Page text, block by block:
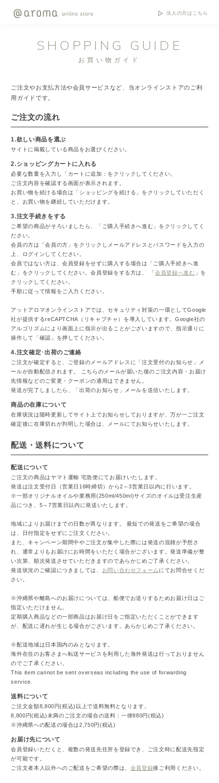
法人の方はこちら
SHOPPING GUIDE
お買い物ガイド
ご注文やお支払方法や会員サービスなど、当オンラインストアのご利
用ガイドです。
ご注文の流れ
1.欲しい商品を選ぶ
サイトに掲載している商品をお選びください。
2.ショッピングカートに入れる
必要な数量を入力し「カートに追加：をクリックしてください。
ご注文内容を確認する画面が表示されます。
お買い物を続ける場合は「ショッピングを続ける」をクリックしていただく
と、お買い物を継続していただけます。
3.注文手続きをする
ご希望の商品がそろいましたら、「ご購入手続きへ進む」をクリックしてく
ださい。
会員の方は「会員の方」をクリックしメールアドレスとパスワードを入力の
上、ログインしてください。
会員ではない方は、会員登録をせずに購入する場合は「ご購入手続きへ進
む」をクリックしてください。会員登録をする方は、 「会員登録へ進む 」を
クリックしてください。
手順に従って情報をご入力ください。
アットアロマオンラインストアでは、セキュリティ対策の一環としてGoogle
社が提供するreCAPTCHA（リキャプチャ）を導入しています。Google社の
アルゴリズムにより画面上に指示が出ることがございますので、指示通りに
操作して「確認」を押してください。
4.注文確定･出荷のご連絡
ご注文が確定すると、ご登録のメールアドレスに「注文受付のお知らせ」メ
ールが自動配信されます。 こちらのメールが届いた後のご注文内容・お届け
先情報などのご変更・クーポンの適用はできません。
発送が完了しましたら、「出荷のお知らせ」メールを送信いたします。
商品の在庫について
在庫状況は随時更新してサイト上でお知らせしておりますが、万が一ご注文
確定後に在庫切れが判明した場合は、メールにてお知らせいたします。
配送・送料について
配送について
ご注文の商品はヤマト運輸 宅急便にてお届けいたします。
発送は注文受付日（営業日16時締切）から2～3営業日以内に行います。
※一部オリジナルオイルや業務用(250ml/450ml)サイズのオイルは受注生産
品につき、5～7営業日以内に発送いたします。
地域によりお届けまでの日数が異なります。 最短での発送をご希望の場合
は、日付指定をせずにご注文ください。
また、キャンペーン期間中やご注文が集中した際には発送の混雑が予想さ
れ、通常よりもお届けにお時間をいただく場合がございます。発送準備が整
い次第、順次発送させていただきますのであらかじめご了承ください。
発送状況のご確認につきましては、
お問い合わせフォーム にてお問合せくだ
さい。
※沖縄県や離島へのお届けについては、船便でお送りするためお届け日はご
指定いただけません。
定期購入商品などの一部商品はお届け日をご指定いただくことができます
が、配送に遅れが生じる場合がございます。あらかじめご了承ください。
※配送地域は日本国内のみとなります。
海外在住のお客さまへ転送サービスを利用した海外発送は行っておりません
のでご了承ください。
This item cannot be sent overseas including the use of forwarding
service.
送料について
ご注文金額8,800円(税込)以上で送料無料となります。
8,800円(税込)未満のご注文の場合の送料：一律880円(税込)
※沖縄県への配送の場合は2,750円(税込)
お届け先について
会員登録いただくと、複数の発送先住所を登録でき、ご注文時に配送先指定
が可能です。
ご注文者本人以外へのご配送をご希望の際は、 会員登録後ご利用ください。